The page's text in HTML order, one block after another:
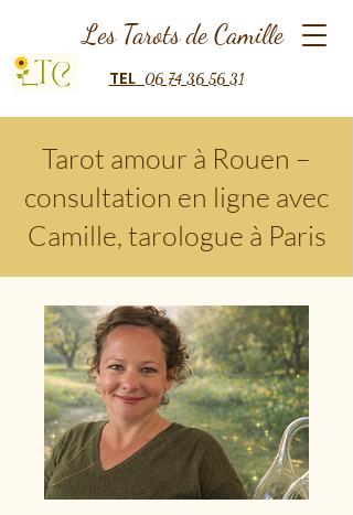
TEL06 74 36 56 31
Les Tarots de Camille
Tarot amour à Rouen –
consultation en ligne avec
Camille, tarologue à Paris